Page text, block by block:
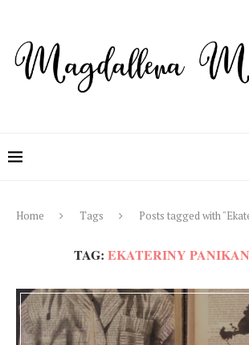
Home Tags Posts tagged with
TAG: EKATERINY